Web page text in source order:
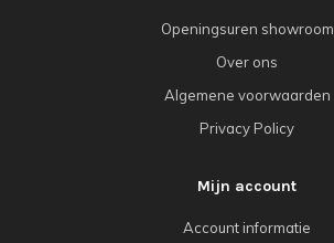
Openingsuren showroom
Over ons
Algemene voorwaarden
Privacy Policy
Mijn account
Account informatie